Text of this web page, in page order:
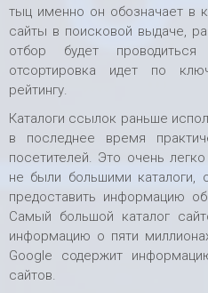
тыц именно он обозначает в
сайты в поисковой выдаче,
отбор будет
отсортировка идет по
рейтингу.
Каталоги ссылок раньше
в последнее время
посетителей. Это очень
не были большими
предоставить информацию
Самый большой каталог
информацию о пяти
Google содержит
сайтов.